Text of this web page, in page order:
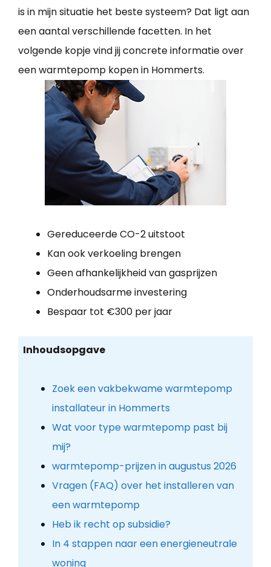
is in mijn situatie het beste systeem? Dat ligt aan
een aantal verschillende facetten. In het
volgende kopje vind jij concrete informatie over
een warmtepomp kopen in Hommerts.
Gereduceerde CO-2 uitstoot
Kan ook verkoeling brengen
Geen afhankelijkheid van gasprijzen
Onderhoudsarme investering
Bespaar tot €300 per jaar
Inhoudsopgave
Zoek een vakbekwame warmtepomp
installateur in Hommerts
Wat voor type warmtepomp past bij
mij?
warmtepomp-prijzen in augustus 2026
Vragen (FAQ) over het installeren van
een warmtepomp
Heb ik recht op subsidie?
In 4 stappen naar een energieneutrale
woning